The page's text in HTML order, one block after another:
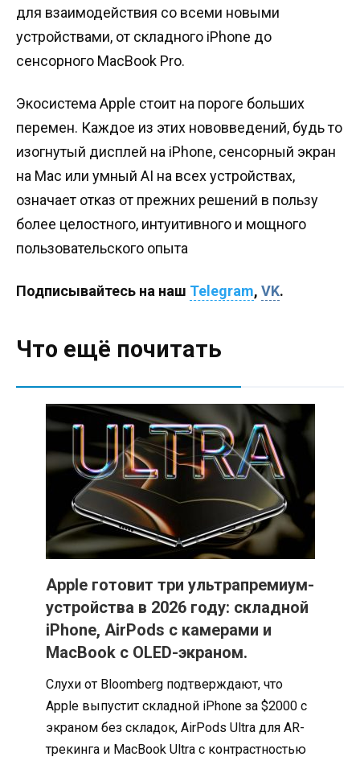
для взаимодействия со всеми новыми
устройствами, от складного iPhone до
сенсорного MacBook Pro.
Экосистема Apple стоит на пороге больших
перемен. Каждое из этих нововведений, будь то
изогнутый дисплей на iPhone, сенсорный экран
на Mac или умный AI на всех устройствах,
означает отказ от прежних решений в пользу
более целостного, интуитивного и мощного
пользовательского опыта
Подписывайтесь на наш Telegram, VK.
Что ещё почитать
Apple готовит три ультрапремиум-
устройства в 2026 году: складной
iPhone, AirPods с камерами и
MacBook с OLED-экраном.
Слухи от Bloomberg подтверждают, что
Apple выпустит складной iPhone за $2000 с
экраном без складок, AirPods Ultra для AR-
трекинга и MacBook Ultra с контрастностью